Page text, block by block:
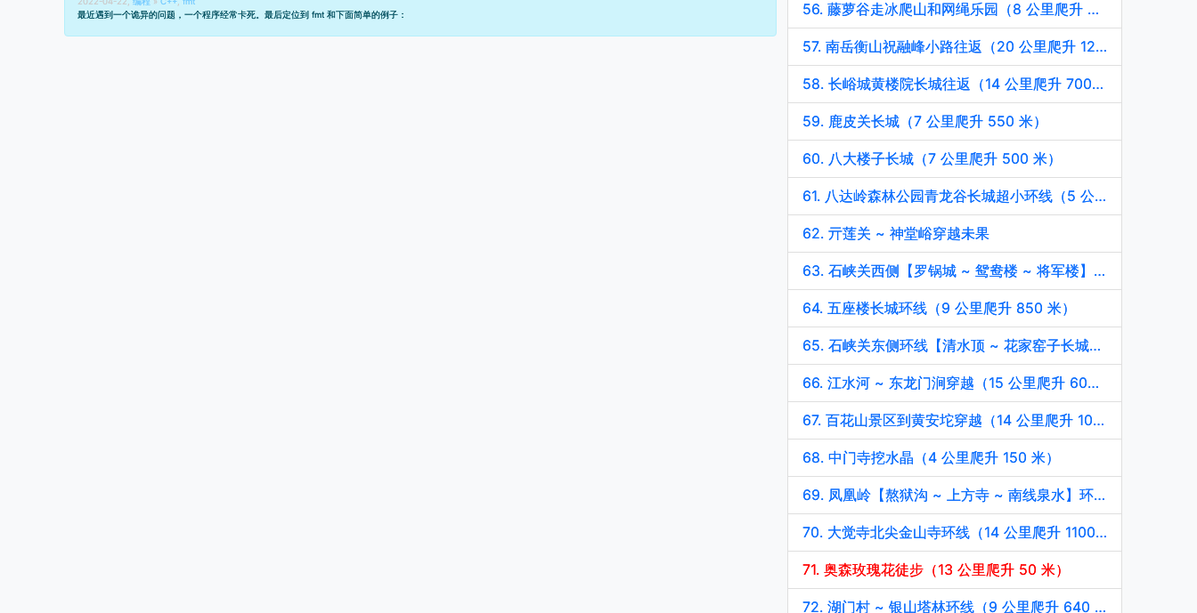
最近遇到一个诡异的问题，一个程序经常卡死。最后定位到 fmt 和下面简单的例子：
56. 藤萝谷走冰爬山和网绳乐园（8 公里爬升 500 米）
57. 南岳衡山祝融峰小路往返（20 公里爬升 1260 米）
58. 长峪城黄楼院长城往返（14 公里爬升 700 米）
59. 鹿皮关长城（7 公里爬升 550 米）
60. 八大楼子长城（7 公里爬升 500 米）
61. 八达岭森林公园青龙谷长城超小环线（5 公里爬升 250 米）
62. 亓莲关 ~ 神堂峪穿越未果
63. 石峡关西侧【罗锅城 ~ 鸳鸯楼 ~ 将军楼】长城环线（9 公里爬升 600 米）
64. 五座楼长城环线（9 公里爬升 850 米）
65. 石峡关东侧环线【清水顶 ~ 花家窑子长城】（8 公里爬升 770 米）
66. 江水河 ~ 东龙门涧穿越（15 公里爬升 600 米）
67. 百花山景区到黄安坨穿越（14 公里爬升 1000 米）
68. 中门寺挖水晶（4 公里爬升 150 米）
69. 凤凰岭【熬狱沟 ~ 上方寺 ~ 南线泉水】环线（9 公里爬升 900 米）
70. 大觉寺北尖金山寺环线（14 公里爬升 1100 米）
71. 奥森玫瑰花徒步（13 公里爬升 50 米）
72. 湖门村 ~ 银山塔林环线（9 公里爬升 640 米）